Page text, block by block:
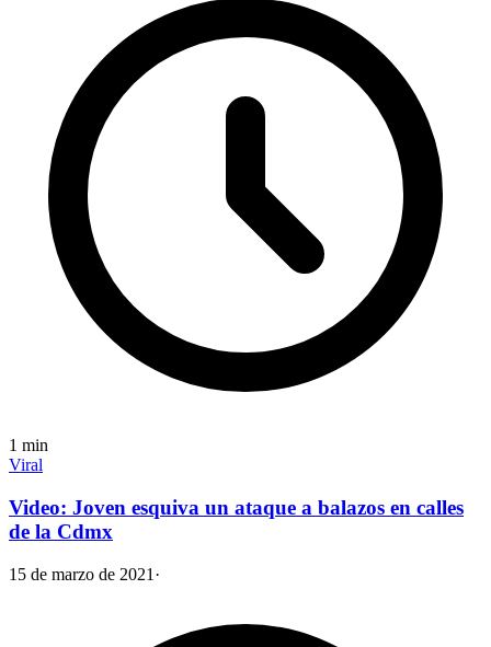
1 min
Viral
Video: Joven esquiva un ataque a balazos en calles
de la Cdmx
15 de marzo de 2021 ·